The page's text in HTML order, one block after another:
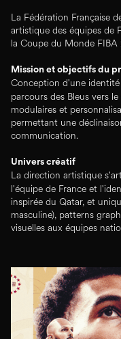
La Fédération Française
artistique des équipes de
la Coupe du Monde
Mission et objectifs du
Conception d'une
parcours des Bleus vers
modulaires et
permettant une
communication.
Univers créatif
La direction artistique
l'équipe de France et
inspirée du Qatar, et
masculine), patterns
visuelles aux équipes